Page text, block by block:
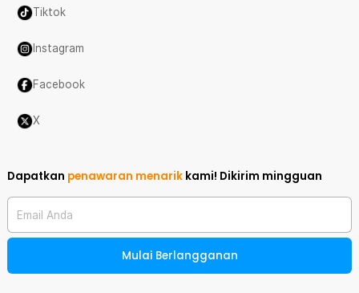
Tiktok
Instagram
Facebook
X
Dapatkan penawaran menarik kami! Dikirim mingguan
Email Anda
Mulai Berlangganan